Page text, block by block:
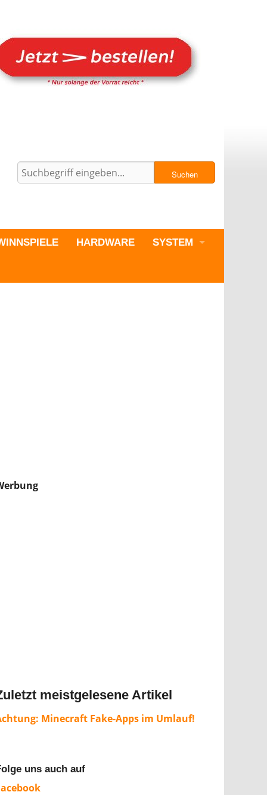
Suchen
HARDWARE SYSTEM
meistgelesene Artikel
Minecraft Fake-Apps im Umlauf!
uns auch auf